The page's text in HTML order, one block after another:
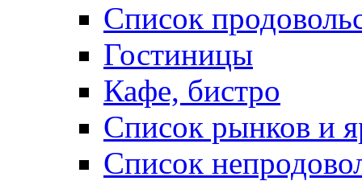
Список
Гостиницы
Кафе, бистро
Cписок рынков и
Список